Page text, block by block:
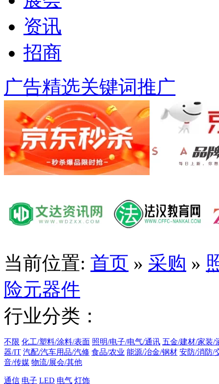
资讯
招商
广告精选关键词推广
当前位置: 首页 » 采购 »
险元器件
行业分类：
不限 化工/塑料/涂料/表面 照明/电子/电气/通讯 五金/建材/家装/
器/IT 汽配/汽车用品/汽修 食品/农业 能源/冶金/钢材 安防/消防/
音/传媒 物流/展会/其他
通信 电子 LED 电气 灯饰